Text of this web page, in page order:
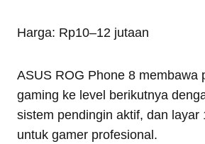
Harga: Rp10–12 jutaan
ASUS ROG Phone 8 membawa
gaming ke level berikutnya
sistem pendingin aktif, dan layar
untuk gamer profesional.